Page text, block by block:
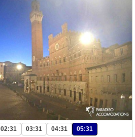
02:31 03:31 04:31 05:31